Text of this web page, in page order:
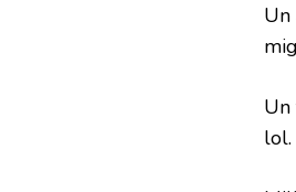
Un
Un
lol.